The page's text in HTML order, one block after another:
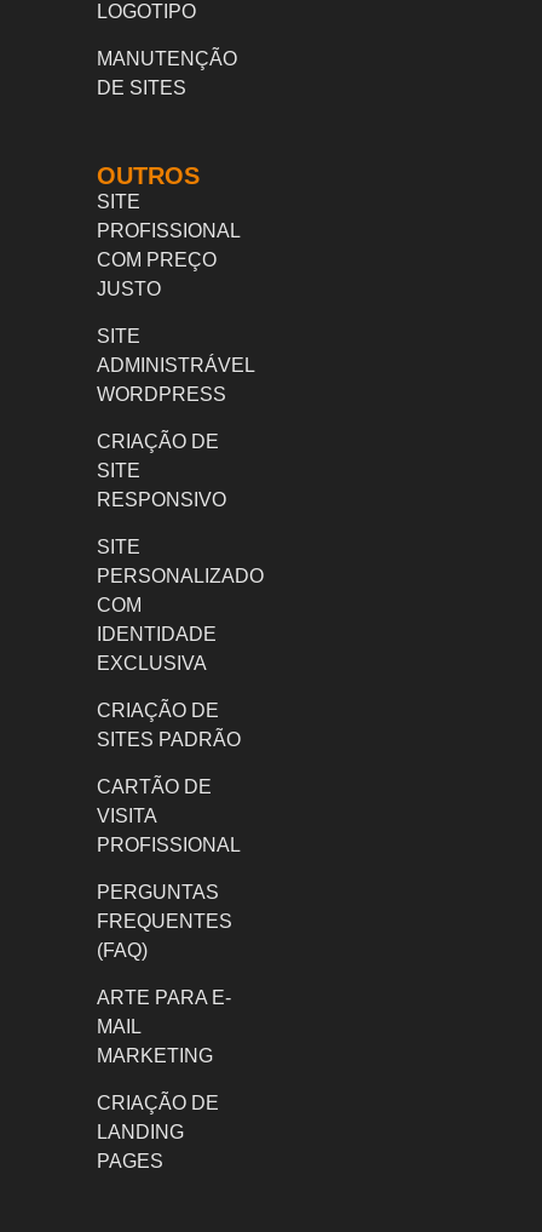
LOGOTIPO
MANUTENÇÃO
DE SITES
OUTROS
SITE
PROFISSIONAL
COM PREÇO
JUSTO
SITE
ADMINISTRÁVEL
WORDPRESS
CRIAÇÃO DE
SITE
RESPONSIVO
SITE
PERSONALIZADO
COM
IDENTIDADE
EXCLUSIVA
CRIAÇÃO DE
SITES PADRÃO
CARTÃO DE
VISITA
PROFISSIONAL
PERGUNTAS
FREQUENTES
(FAQ)
ARTE PARA E-
MAIL
MARKETING
CRIAÇÃO DE
LANDING
PAGES